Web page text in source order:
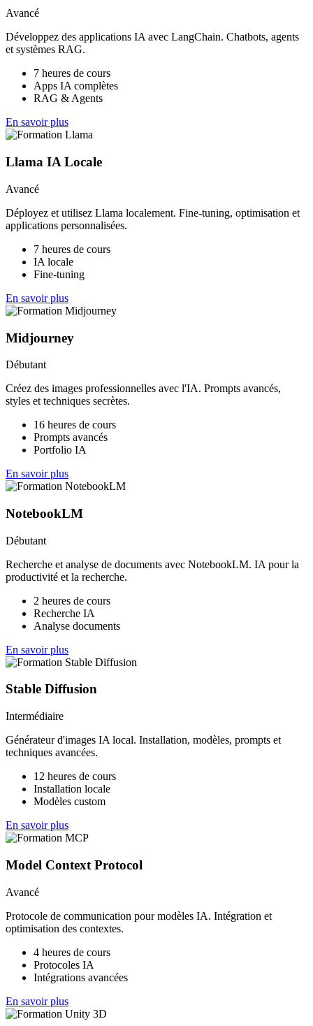
Avancé
Développez des applications IA avec LangChain. Chatbots, agents
et systèmes RAG.
7 heures de cours
Apps IA complètes
RAG & Agents
En savoir plus
Llama IA Locale
Avancé
Déployez et utilisez Llama localement. Fine-tuning, optimisation et
applications personnalisées.
7 heures de cours
IA locale
Fine-tuning
En savoir plus
Midjourney
Débutant
Créez des images professionnelles avec l'IA. Prompts avancés,
styles et techniques secrètes.
16 heures de cours
Prompts avancés
Portfolio IA
En savoir plus
NotebookLM
Débutant
Recherche et analyse de documents avec NotebookLM. IA pour la
productivité et la recherche.
2 heures de cours
Recherche IA
Analyse documents
En savoir plus
Stable Diffusion
Intermédiaire
Générateur d'images IA local. Installation, modèles, prompts et
techniques avancées.
12 heures de cours
Installation locale
Modèles custom
En savoir plus
Model Context Protocol
Avancé
Protocole de communication pour modèles IA. Intégration et
optimisation des contextes.
4 heures de cours
Protocoles IA
Intégrations avancées
En savoir plus